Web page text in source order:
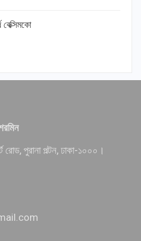
বেক্সিমকো
রোড, পুরানা পল্টন, ঢাকা-১০০০।